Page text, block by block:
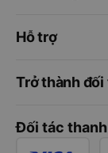
Hỗ trợ
Trở thành đối
Đối tác